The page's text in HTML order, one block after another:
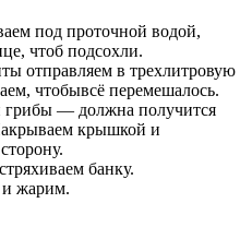
под проточной водой,
чтоб подсохли.
отправляем в трехлитровую
чтобывсё перемешалось.
грибы — должна получится
крышкой и
банку.
и жарим.